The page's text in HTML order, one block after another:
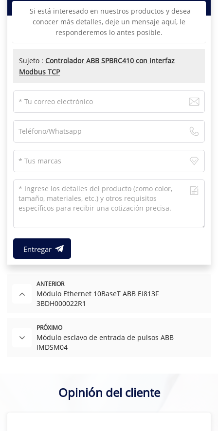
Si está interesado en nuestros productos y desea
conocer más detalles, deje un mensaje aquí, le
responderemos lo antes posible.
Sujeto : Controlador ABB SPBRC410 con interfaz
Modbus TCP
Entregar
ANTERIOR
Módulo Ethernet 10BaseT ABB EI813F
3BDH000022R1
PRÓXIMO
Módulo esclavo de entrada de pulsos ABB
IMDSM04
Opinión del cliente